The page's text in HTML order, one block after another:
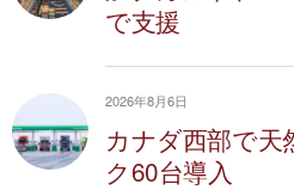
で支援
2026年8月6日
カナダ西部で天
ク60台導入